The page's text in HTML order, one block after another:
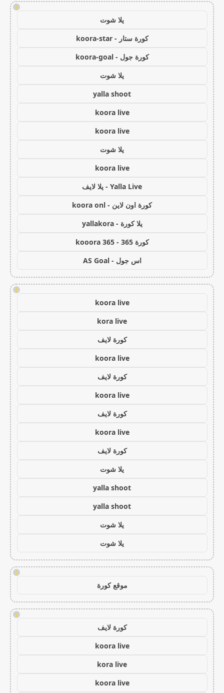
!
يلا شوت
كورة ستار - koora-star
كورة جول - koora-goal
يلا شوت
yalla shoot
koora live
koora live
يلا شوت
koora live
Yalla Live - يلا لايف
كورة اون لاين - koora onl
يلا كورة - yallakora
كورة 365 - kooora 365
اس جول - AS Goal
!
koora live
kora live
كورة لايف
koora live
كورة لايف
koora live
كورة لايف
koora live
كورة لايف
يلا شوت
yalla shoot
yalla shoot
يلا شوت
يلا شوت
!
موقع كورة
!
كورة لايف
koora live
kora live
koora live